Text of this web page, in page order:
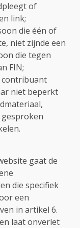
of
link;
die één of
niet zijnde een
die tegen
FIN;
contribuant
niet beperkt
gaat de
die specifiek
een
in artikel 6.
laat onverlet